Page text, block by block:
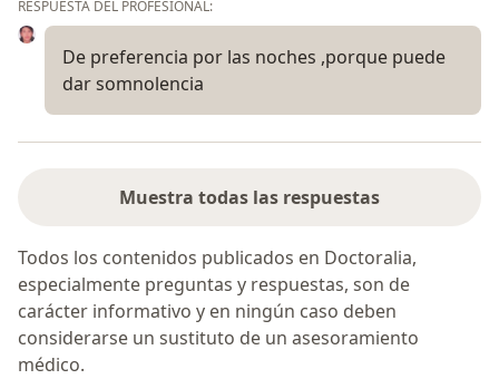
RESPUESTA DEL PROFESIONAL:
De preferencia por las noches ,porque puede
dar somnolencia
Muestra todas las respuestas
Todos los contenidos publicados en Doctoralia,
especialmente preguntas y respuestas, son de
carácter informativo y en ningún caso deben
considerarse un sustituto de un asesoramiento
médico.